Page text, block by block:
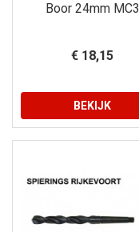
Boor 24mm MC3
€ 18,15
BEKIJK